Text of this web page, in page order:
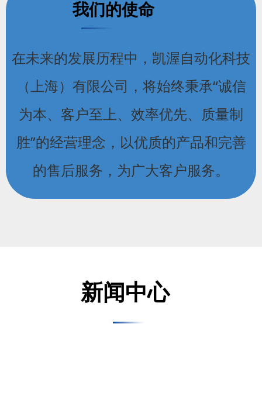
在未来的发展历程中，凯渥自动化科技
（上海）有限公司，将始终秉承“诚信
为本、客户至上、效率优先、质量制
胜”的经营理念，以优质的产品和完善
的售后服务，为广大客户服务。
我们的使命
新闻中心